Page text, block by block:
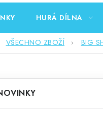
HURÁ DÍLNA
VŠECHNO ZBOŽÍ BIG